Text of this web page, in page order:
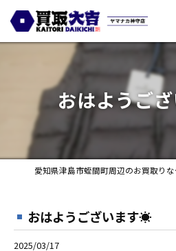
おはようご
愛知県
おはようございます☀
2025/03/17